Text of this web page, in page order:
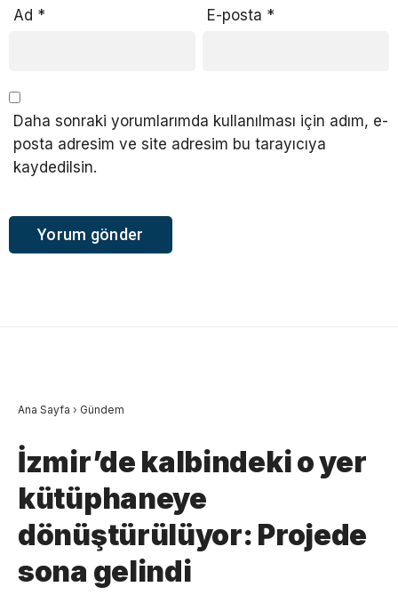
Ad * E-posta *
Daha sonraki yorumlarımda kullanılması için adım, e-
posta adresim ve site adresim bu tarayıcıya
kaydedilsin.
Ana Sayfa › Gündem
İzmir’de kalbindeki o yer
kütüphaneye
dönüştürülüyor: Projede
sona gelindi